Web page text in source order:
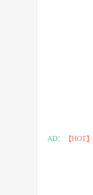
AD： 【HOT】